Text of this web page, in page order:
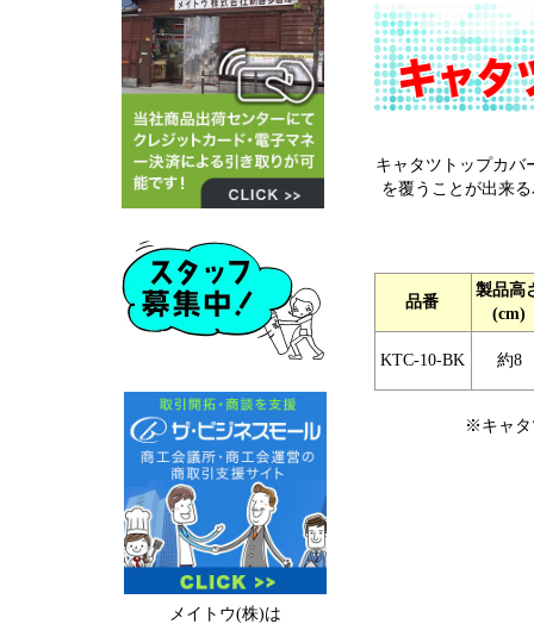
メイトウ(株)は
キャタツトップカバ
を覆うことが出来
品番
製品高
(cm)
KTC-10-BK 約8
※キャタ